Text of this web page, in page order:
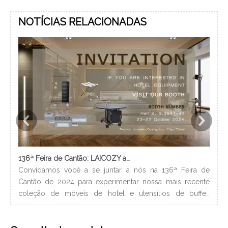
NOTÍCIAS RELACIONADAS
136ª Feira de Cantão: LAICOZY apresenta o futuro dos móveis para hotéis e utensílios de buffet
Convidamos você a se juntar a nós na 136ª Feira de
Cantão de 2024 para experimentar nossa mais recente
coleção de móveis de hotel e utensílios de buffet.
Estamos ansiosos para nos conectar com profissionais da